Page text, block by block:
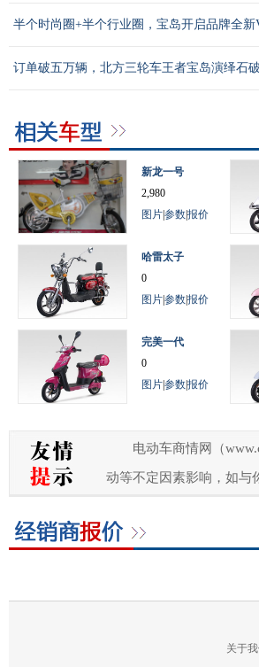
半个时尚圈+半个行业圈，宝岛开启品牌全新
订单破五万辆，北方三轮车王者宝岛演绎石破
新龙一号
2,980
图片参数报价
哈雷太子
0
图片参数报价
完美一代
0
图片参数报价
电动车商情网（
动等不定因素影响，如与
关于